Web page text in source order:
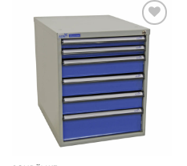
Auf die
Wunschliste